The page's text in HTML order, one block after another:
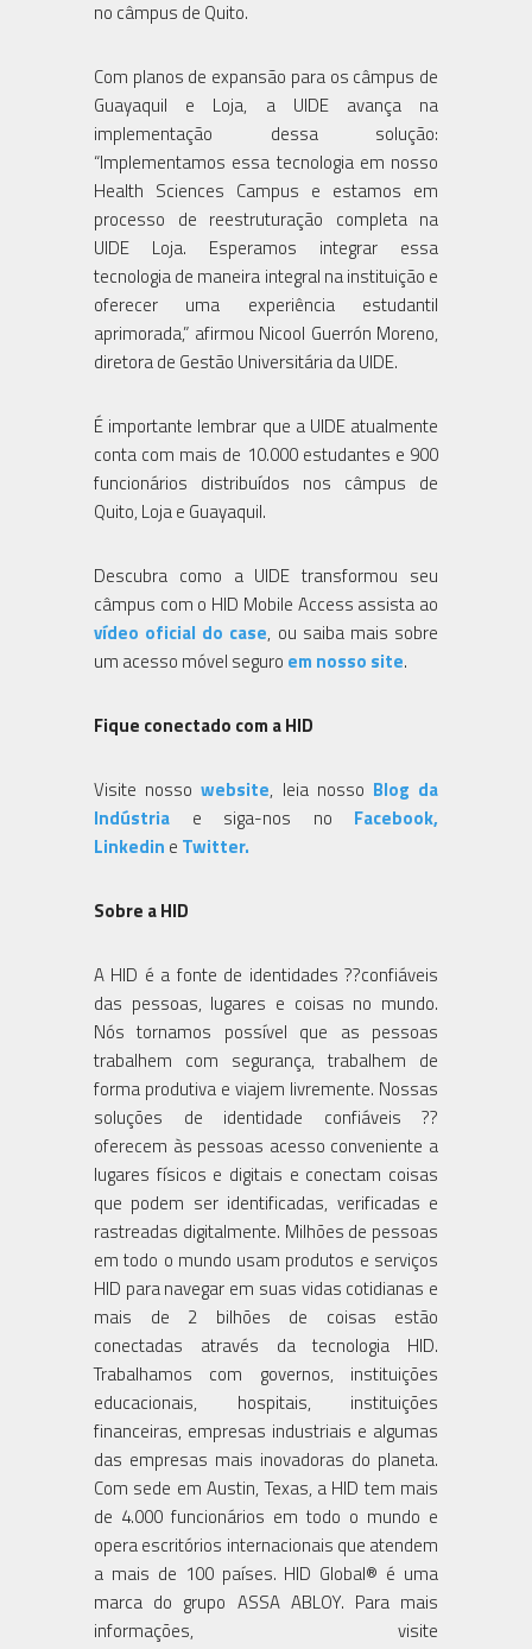
no câmpus de Quito.
Com planos de expansão para os câmpus de
Guayaquil e Loja, a UIDE avança na
implementação dessa solução:
“Implementamos essa tecnologia em nosso
Health Sciences Campus e estamos em
processo de reestruturação completa na
UIDE Loja. Esperamos integrar essa
tecnologia de maneira integral na instituição e
oferecer uma experiência estudantil
aprimorada,” afirmou Nicool Guerrón Moreno,
diretora de Gestão Universitária da UIDE.
É importante lembrar que a UIDE atualmente
conta com mais de 10.000 estudantes e 900
funcionários distribuídos nos câmpus de
Quito, Loja e Guayaquil.
Descubra como a UIDE transformou seu
câmpus com o HID Mobile Access assista ao
vídeo oficial do case, ou saiba mais sobre
um acesso móvel seguro em nosso site.
Fique conectado com a HID
Visite nossowebsite, leia nosso Blog da
Indústria e siga-nos no Facebook,
Linkedin e Twitter.
Sobre a HID
A HID é a fonte de identidades ??confiáveis
das pessoas, lugares e coisas no mundo.
Nós tornamos possível que as pessoas
trabalhem com segurança, trabalhem de
forma produtiva e viajem livremente. Nossas
soluções de identidade confiáveis ??
oferecem às pessoas acesso conveniente a
lugares físicos e digitais e conectam coisas
que podem ser identificadas, verificadas e
rastreadas digitalmente. Milhões de pessoas
em todo o mundo usam produtos e serviços
HID para navegar em suas vidas cotidianas e
mais de 2 bilhões de coisas estão
conectadas através da tecnologia HID.
Trabalhamos com governos, instituições
educacionais, hospitais, instituições
financeiras, empresas industriais e algumas
das empresas mais inovadoras do planeta.
Com sede em Austin, Texas, a HID tem mais
de 4.000 funcionários em todo o mundo e
opera escritórios internacionais que atendem
a mais de 100 países. HID Global® é uma
marca do grupo ASSA ABLOY. Para mais
informações, visite